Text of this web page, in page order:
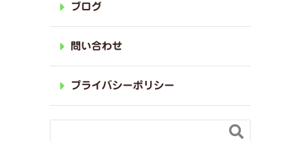
ブログ
問い合わせ
プライバシーポリシー
